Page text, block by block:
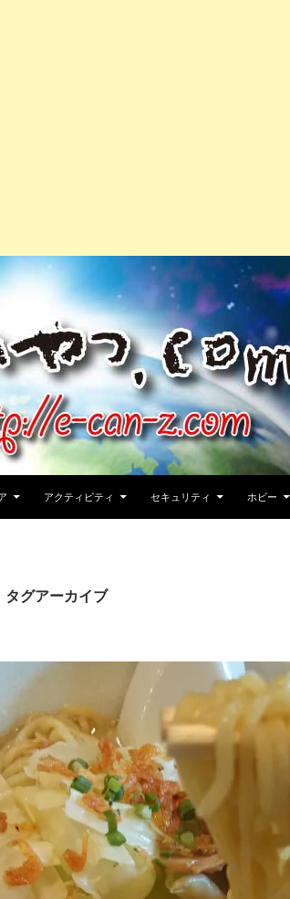
アクティビティ セキュリティ ホビー
タグアーカイブ